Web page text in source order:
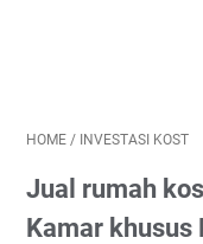
HOME / INVESTASI KOST
Jual rumah
Kamar khusus